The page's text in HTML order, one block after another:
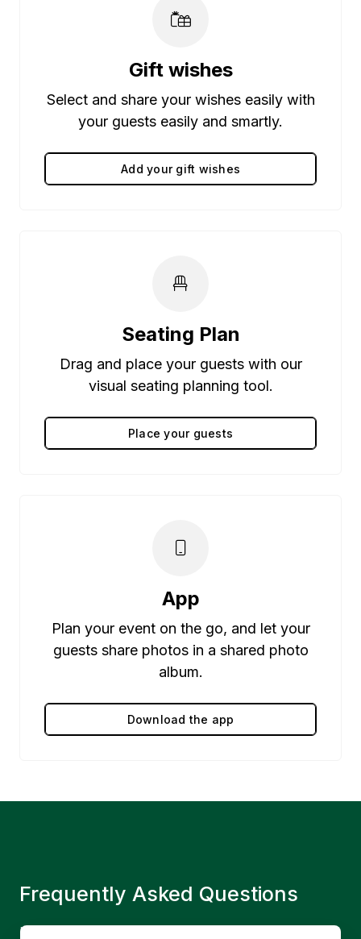
Gift wishes
Select and share your wishes easily with
your guests easily and smartly.
Add your gift wishes
Seating Plan
Drag and place your guests with our
visual seating planning tool.
Place your guests
App
Plan your event on the go, and let your
guests share photos in a shared photo
album.
Download the app
Frequently Asked Questions
Hur mycket kostar ett dop?